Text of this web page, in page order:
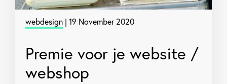
webdesign | 19 November 2020
Premie voor je website /
webshop